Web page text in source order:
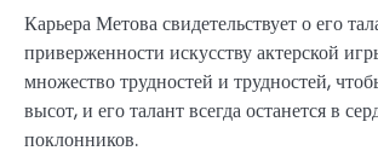
Карьера Метова свидетельствует о его
приверженности искусству актерской
множество трудностей и трудностей,
высот, и его талант всегда останется в
поклонников.